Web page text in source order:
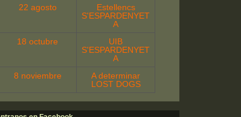
22 agosto
Estellencs
S'ESPARDENYET
A
18 octubre
UIB
S'ESPARDENYET
A
8 noviembre
A determinar
LOST DOGS